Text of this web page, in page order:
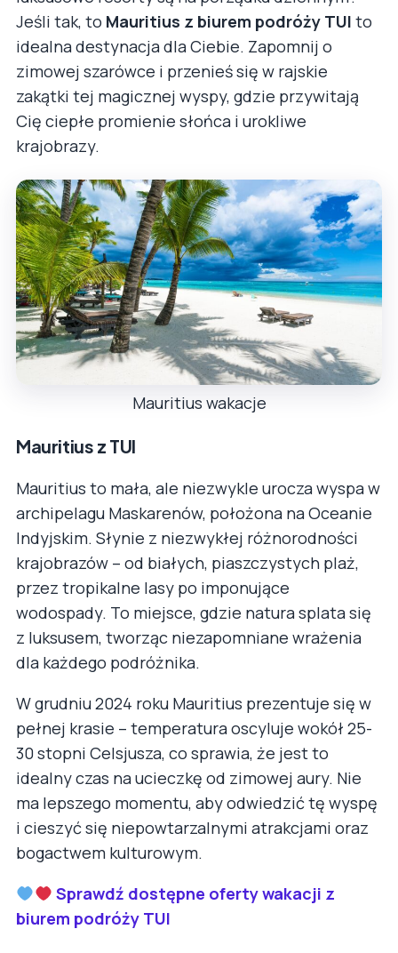
Jeśli tak, to Mauritius z biurem podróży TUI to
idealna destynacja dla Ciebie. Zapomnij o
zimowej szarówce i przenieś się w rajskie
zakątki tej magicznej wyspy, gdzie przywitają
Cię ciepłe promienie słońca i urokliwe
krajobrazy.
Mauritius wakacje
Mauritius z TUI
Mauritius to mała, ale niezwykle urocza wyspa w
archipelagu Maskarenów, położona na Oceanie
Indyjskim. Słynie z niezwykłej różnorodności
krajobrazów – od białych, piaszczystych plaż,
przez tropikalne lasy po imponujące
wodospady. To miejsce, gdzie natura splata się
z luksusem, tworząc niezapomniane wrażenia
dla każdego podróżnika.
W grudniu 2024 roku Mauritius prezentuje się w
pełnej krasie – temperatura oscyluje wokół 25-
30 stopni Celsjusza, co sprawia, że jest to
idealny czas na ucieczkę od zimowej aury. Nie
ma lepszego momentu, aby odwiedzić tę wyspę
i cieszyć się niepowtarzalnymi atrakcjami oraz
bogactwem kulturowym.
Sprawdź dostępne oferty wakacji z
biurem podróży TUI